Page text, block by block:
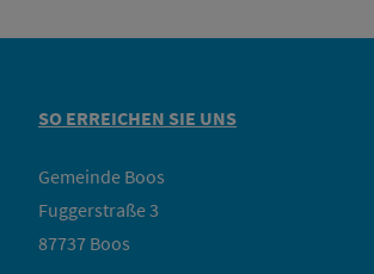
SO ERREICHEN SIE UNS
Gemeinde Boos
Fuggerstraße 3
87737 Boos